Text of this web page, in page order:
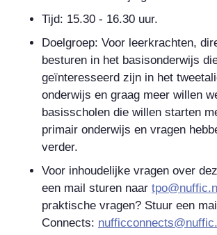
Tijd: 15.30 - 16.30 uur.
Doelgroep: Voor leerkrachten,
besturen in het basisonderwijs
geïnteresseerd zijn in het
onderwijs en graag meer willen
basisscholen die willen starten
primair onderwijs en vragen
verder.
Voor inhoudelijke vragen over
een mail sturen naar
praktische vragen? Stuur een
Connects: